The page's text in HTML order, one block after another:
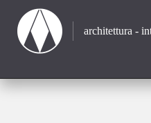
architettura -